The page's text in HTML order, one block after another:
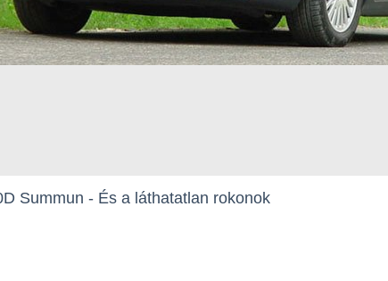
Summun - És a láthatatlan rokonok